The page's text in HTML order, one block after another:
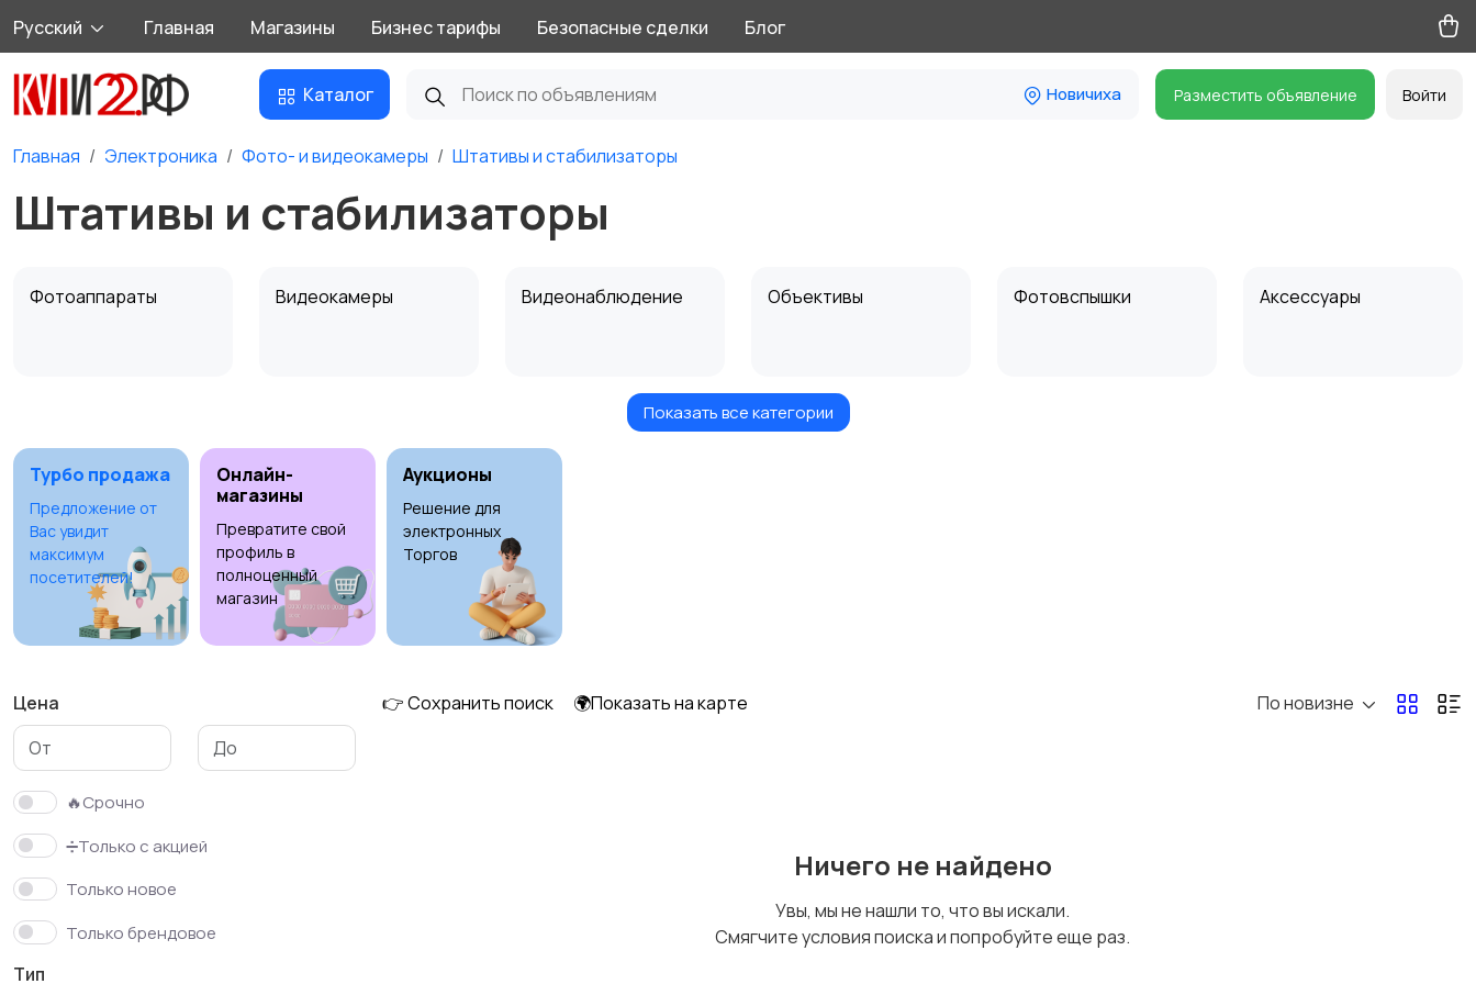
Русский Главная Магазины Бизнес тарифы Безопасные сделки Блог
Каталог Новичиха Разместить объявление Войти
Главная Электроника Фото- и видеокамеры Штативы и стабилизаторы
Штативы и стабилизаторы
Фотоаппараты Видеокамеры Видеонаблюдение Объективы Фотовспышки Аксессуары
стабилизаторы
оборудование
фоторамки
Компактные
Показать все категории
Турбо продажа
Предложение от
Вас увидит
максимум
посетителей!
Онлайн-
магазины
Превратите свой
профиль в
полноценный
магазин
Аукционы
Решение для
электронных
Торгов
Цена
🔥Срочно
➗Только с акцией
Только новое
Только брендовое
Тип
👉 Сохранить поиск 🌍Показать на карте По новизне
Ничего не найдено
Увы, мы не нашли то, что вы искали.
Смягчите условия поиска и попробуйте еще раз.